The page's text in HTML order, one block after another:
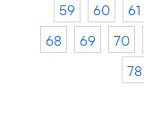
59
60 61
68
69 70
78